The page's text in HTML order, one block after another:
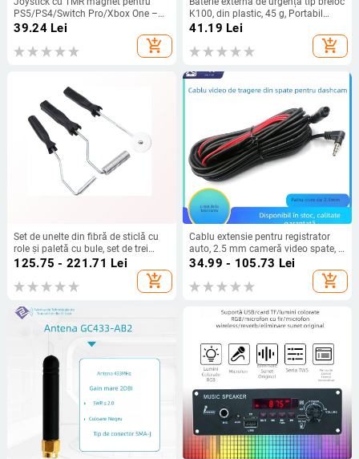
PS5/PS4/Switch Pro/Xbox One –
Feedback haptic
39.24Lei
add_shopping_cart
K100, din plastic, 45 g, Portabil
pentru exterior
41.19 Lei
add_shopping_cart
Set de unelte din fibră de sticlă cu
role și paletă cu bule, set de trei
piese, țevi din oțel inoxidabil și oțel
125.75 - 221.71 Lei
add_shopping_cart
Cablu extensie pentru registrator
auto, 2.5 mm cameră video spate, 4
pini, personalizabil, -20°C până la
34.99 - 105.73 Lei
add_shopping_cart